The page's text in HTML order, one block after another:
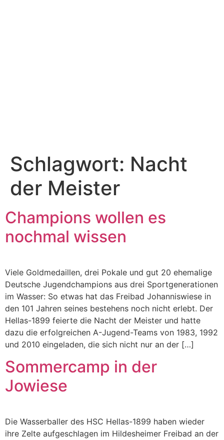
Schlagwort: Nacht
der Meister
Champions wollen es
nochmal wissen
Viele Goldmedaillen, drei Pokale und gut 20 ehemalige
Deutsche Jugendchampions aus drei Sportgenerationen
im Wasser: So etwas hat das Freibad Johanniswiese in
den 101 Jahren seines bestehens noch nicht erlebt. Der
Hellas-1899 feierte die Nacht der Meister und hatte
dazu die erfolgreichen A-Jugend-Teams von 1983, 1992
und 2010 eingeladen, die sich nicht nur an der […]
Sommercamp in der
Jowiese
Die Wasserballer des HSC Hellas-1899 haben wieder
ihre Zelte aufgeschlagen im Hildesheimer Freibad an der